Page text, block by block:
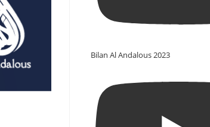
Bilan Al Andalous 2023